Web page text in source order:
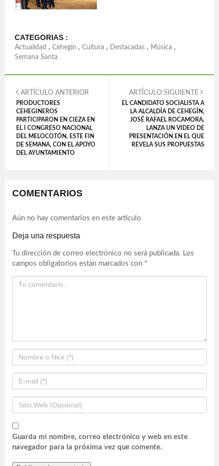
CATEGORIAS :
Actualidad , Cehegín , Cultura , Destacadas , Música ,
Semana Santa
ARTÍCULO ANTERIOR
PRODUCTORES
CEHEGINEROS
PARTICIPARON EN CIEZA EN
EL I CONGRESO NACIONAL
DEL MELOCOTÓN, ESTE FIN
DE SEMANA, CON EL APOYO
DEL AYUNTAMIENTO
ARTÍCULO SIGUIENTE
EL CANDIDATO SOCIALISTA A
LA ALCALDÍA DE CEHEGÍN,
JOSÉ RAFAEL ROCAMORA,
LANZA UN VIDEO DE
PRESENTACIÓN EN EL QUE
REVELA SUS PROPUESTAS
COMENTARIOS
Aún no hay comentarios en este artículo
Deja una respuesta
Tu dirección de correo electrónico no será publicada. Los
campos obligatorios están marcados con *
Guarda mi nombre, correo electrónico y web en este
navegador para la próxima vez que comente.